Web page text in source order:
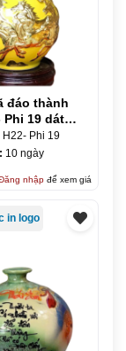
đáo thành
Phi 19 dát
H22- Phi 19
10 ngày
nhậpđể xem giá
in logo